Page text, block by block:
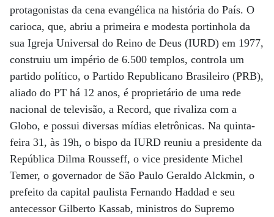
protagonistas da cena evangélica na história do País. O
carioca, que, abriu a primeira e modesta portinhola da
sua Igreja Universal do Reino de Deus (IURD) em 1977,
construiu um império de 6.500 templos, controla um
partido político, o Partido Republicano Brasileiro (PRB),
aliado do PT há 12 anos, é proprietário de uma rede
nacional de televisão, a Record, que rivaliza com a
Globo, e possui diversas mídias eletrônicas. Na quinta-
feira 31, às 19h, o bispo da IURD reuniu a presidente da
República Dilma Rousseff, o vice presidente Michel
Temer, o governador de São Paulo Geraldo Alckmin, o
prefeito da capital paulista Fernando Haddad e seu
antecessor Gilberto Kassab, ministros do Supremo